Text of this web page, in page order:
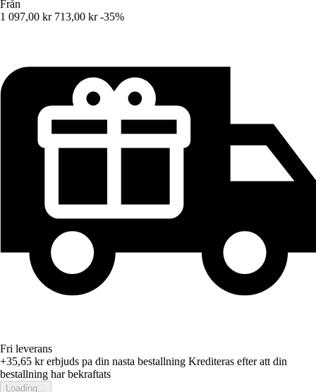
Från
1 097,00 kr 713,00 kr -35%
Fri leverans
+35,65 krerbjuds pa din nasta bestallning Krediteras efter att din
bestallning har bekraftats
Loading...